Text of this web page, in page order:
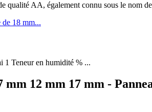
AA, également connu sous le nom
1 Teneur en humidité % ...
12 mm 17 mm -